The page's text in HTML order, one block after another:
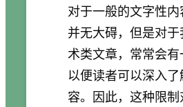
对于一般的文字性
并无大碍，但是对
术类文章，常常会有
以便读者可以深入
容。因此，这种限